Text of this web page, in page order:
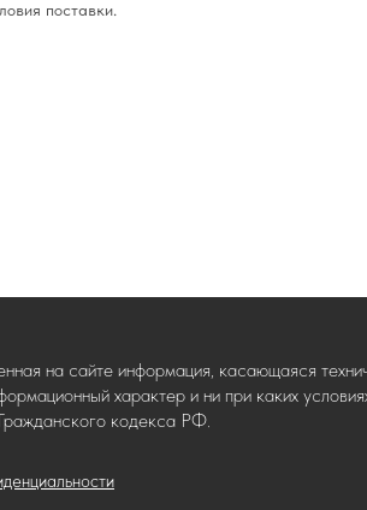
поставки.
на сайте информация, касающаяся
характер и ни при каких
кодекса РФ.